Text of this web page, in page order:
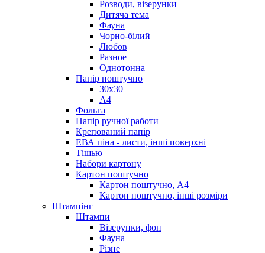
Розводи, візерунки
Дитяча тема
Фауна
Чорно-білий
Любов
Разное
Однотонна
Папір поштучно
30х30
А4
Фольга
Папір ручної работи
Крепований папір
ЕВА піна - листи, інші поверхні
Тішью
Набори картону
Картон поштучно
Картон поштучно, А4
Картон поштучно, інші розміри
Штампінг
Штампи
Візерунки, фон
Фауна
Різне